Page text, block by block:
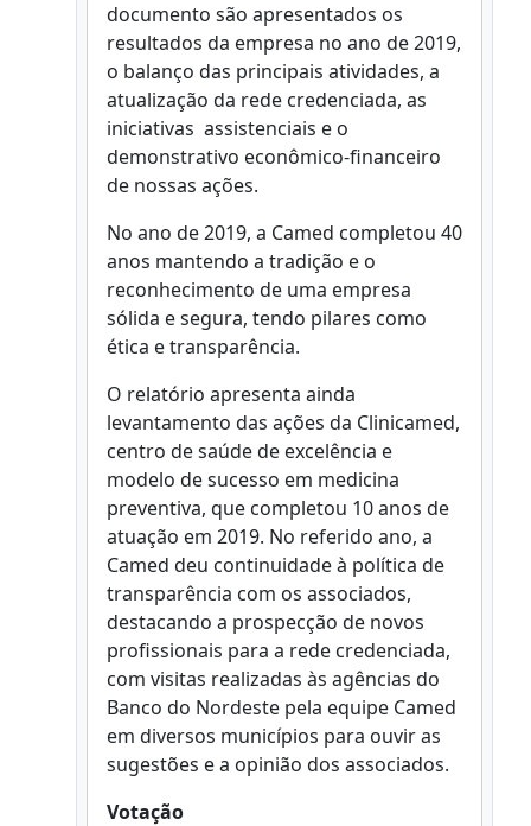
documento são apresentados os
resultados da empresa no ano de 2019,
o balanço das principais atividades, a
atualização da rede credenciada, as
iniciativas assistenciais e o
demonstrativo econômico-financeiro
de nossas ações.
No ano de 2019, a Camed completou 40
anos mantendo a tradição e o
reconhecimento de uma empresa
sólida e segura, tendo pilares como
ética e transparência.
O relatório apresenta ainda
levantamento das ações da Clinicamed,
centro de saúde de excelência e
modelo de sucesso em medicina
preventiva, que completou 10 anos de
atuação em 2019. No referido ano, a
Camed deu continuidade à política de
transparência com os associados,
destacando a prospecção de novos
profissionais para a rede credenciada,
com visitas realizadas às agências do
Banco do Nordeste pela equipe Camed
em diversos municípios para ouvir as
sugestões e a opinião dos associados.
Votação